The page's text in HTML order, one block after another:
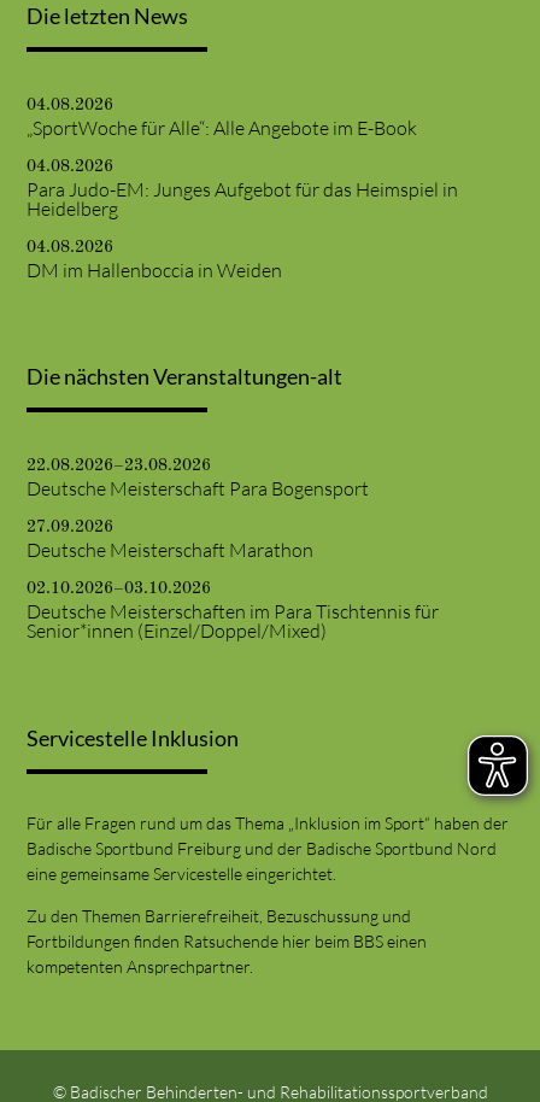
Die letzten News
04.08.2026
„SportWoche für Alle“: Alle Angebote im E-Book
04.08.2026
Para Judo-EM: Junges Aufgebot für das Heimspiel in
Heidelberg
04.08.2026
DM im Hallenboccia in Weiden
Die nächsten Veranstaltungen-alt
22.08.2026–23.08.2026
Deutsche Meisterschaft Para Bogensport
27.09.2026
Deutsche Meisterschaft Marathon
02.10.2026–03.10.2026
Deutsche Meisterschaften im Para Tischtennis für
Senior*innen (Einzel/Doppel/Mixed)
Servicestelle Inklusion
Für alle Fragen rund um das Thema „Inklusion im Sport“ haben der
Badische Sportbund Freiburg und der Badische Sportbund Nord
eine gemeinsame Servicestelle eingerichtet.
Zu den Themen Barrierefreiheit, Bezuschussung und
Fortbildungen finden Ratsuchende hier beim BBS einen
kompetenten Ansprechpartner.
© Badischer Behinderten- und Rehabilitationssportverband